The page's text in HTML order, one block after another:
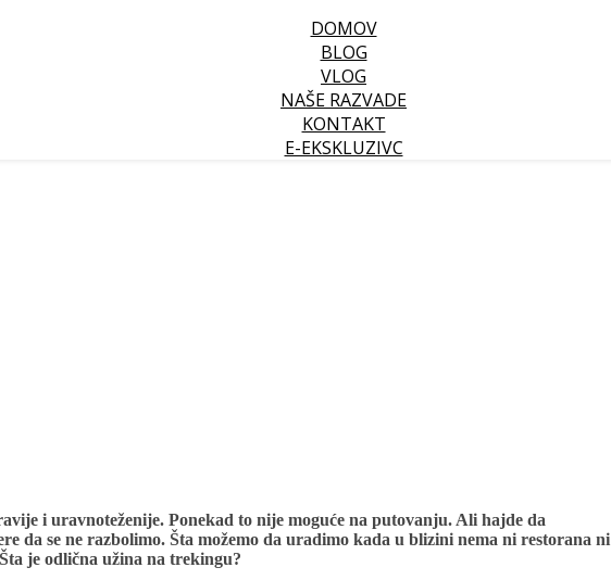
DOMOV
BLOG
VLOG
NAŠE RAZVADE
KONTAKT
E-EKSKLUZIVC
i uravnoteženije. Ponekad to nije moguće na putovanju. Ali hajde da
da se ne razbolimo. Šta možemo da uradimo kada u blizini nema ni restorana ni
je odlična užina na trekingu?